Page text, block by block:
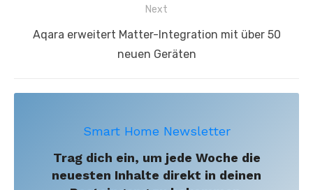
Next
Next
Aqara erweitert Matter-Integration mit über 50
neuen Geräten
Smart Home Newsletter
Trag dich ein, um jede Woche die
neuesten Inhalte direkt in deinen